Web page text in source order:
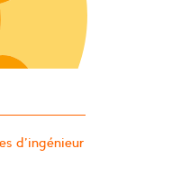
d’ingénieur